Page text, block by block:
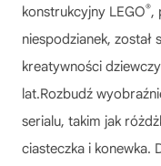
konstrukcyjny LEGO®,
niespodzianek,
kreatywności
lat.Rozbudź
serialu, takim jak
ciasteczka i konewka.